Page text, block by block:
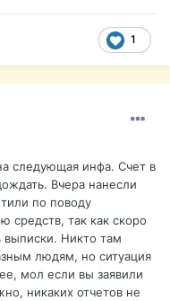
1
следующая инфа. Счет в
Вчера нанесли
по поводу
средств, так как скоро
выписки. Никто там
людям, но ситуация
мол если вы заявили
никаких отчетов не